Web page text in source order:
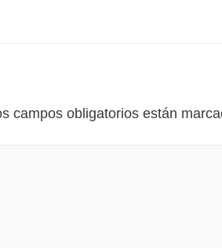
campos obligatorios están